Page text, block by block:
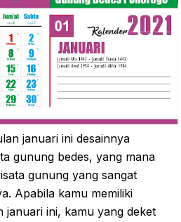
januari ini desainnya
gunung bedes, yang mana
gunung yang sangat
Apabila kamu memiliki
ini, kamu yang deket